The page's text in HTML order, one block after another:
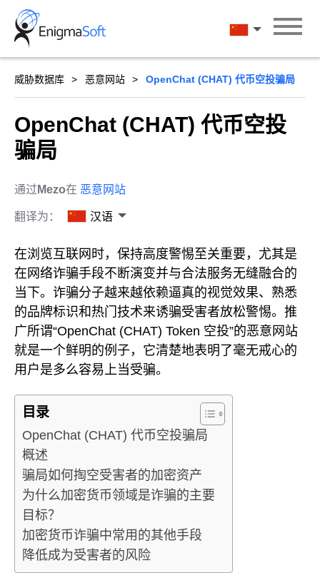
Skip
content
汉语
威胁数据库 恶意网站 OpenChat (CHAT) 代币空投骗局
OpenChat (CHAT) 代币空投
骗局
通过 Mezo在 恶意网站
翻译为： 汉语
在浏览互联网时，保持高度警惕至关重要，尤其是
在网络诈骗手段不断演变并与合法服务无缝融合的
当下。诈骗分子越来越依赖逼真的视觉效果、熟悉
的品牌标识和热门技术来诱骗受害者放松警惕。推
广所谓“OpenChat (CHAT) Token 空投”的恶意网站
就是一个鲜明的例子，它清楚地表明了毫无戒心的
用户是多么容易上当受骗。
目录
OpenChat (CHAT) 代币空投骗局
概述
骗局如何掏空受害者的加密资产
为什么加密货币领域是诈骗的主要
目标？
加密货币诈骗中常用的其他手段
降低成为受害者的风险